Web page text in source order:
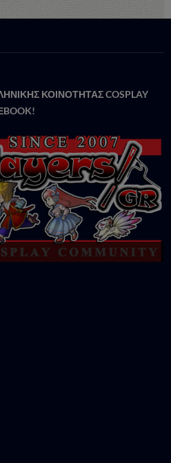
ΚΟΙΝΟΤΗΤΑΣ COSPLAY